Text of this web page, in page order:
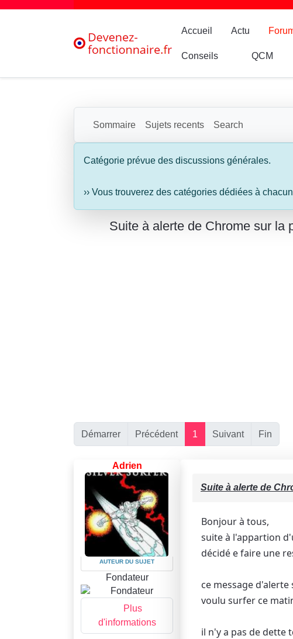
Accueil Actu
Conseils QCM
Sommaire Sujets recents Search
Catégorie prévue des discussions générales.
›› Vous trouverez des catégories dédiées à
Suite à alerte de Chrome sur la
Démarrer Précédent 1 Suivant Fin
Adrien
AUTEUR DU SUJET
Fondateur
Plus
d'informations
Suite à alerte de
Bonjour à tous,
suite à l'appartion
décidé e faire une
ce message
voulu surfer ce
il n'y a pas de dette